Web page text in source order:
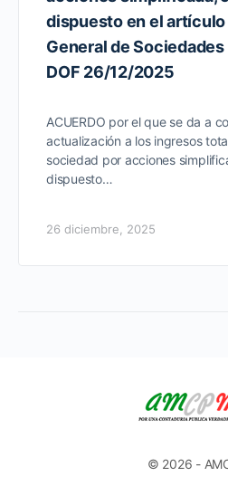
dispuesto en el artículo
General de
DOF 26/12/2025
ACUERDO por el que se da a
actualización a los ingresos
sociedad por acciones
dispuesto…
26 diciembre, 2025
© 2026 -